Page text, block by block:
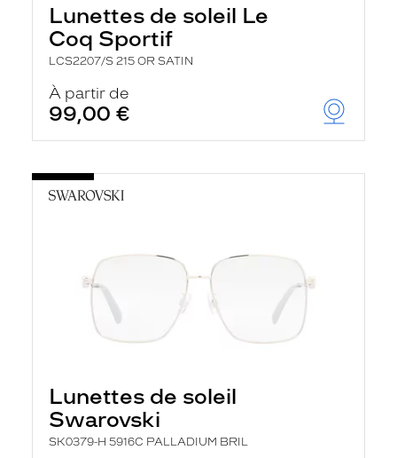
Lunettes de soleil Le
Coq Sportif
LCS2207/S 215 OR SATIN
À partir de
99,00 €
Lunettes de soleil
Swarovski
SK0379-H 5916C PALLADIUM BRIL